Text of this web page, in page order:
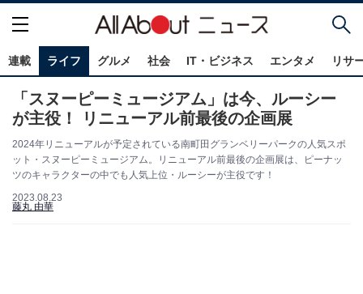
連載 ライフ グルメ 社会 IT・ビジネス エンタメ リサ
「スヌーピーミュージアム」は今、ルーシー
が主役！ リニューアル前最後の企画展
2024年リニューアルが予定されている南町田グランベリーパークの人気スポ
ット・スヌーピーミュージアム。リニューアル前最後の企画展は、ピーナッ
ツのキャラクターの中でも人気上位・ルーシーが主役です！
2023.08.23
藤丸 由華